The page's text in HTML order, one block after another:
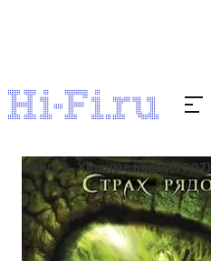
Кино Хищные воды (2007)